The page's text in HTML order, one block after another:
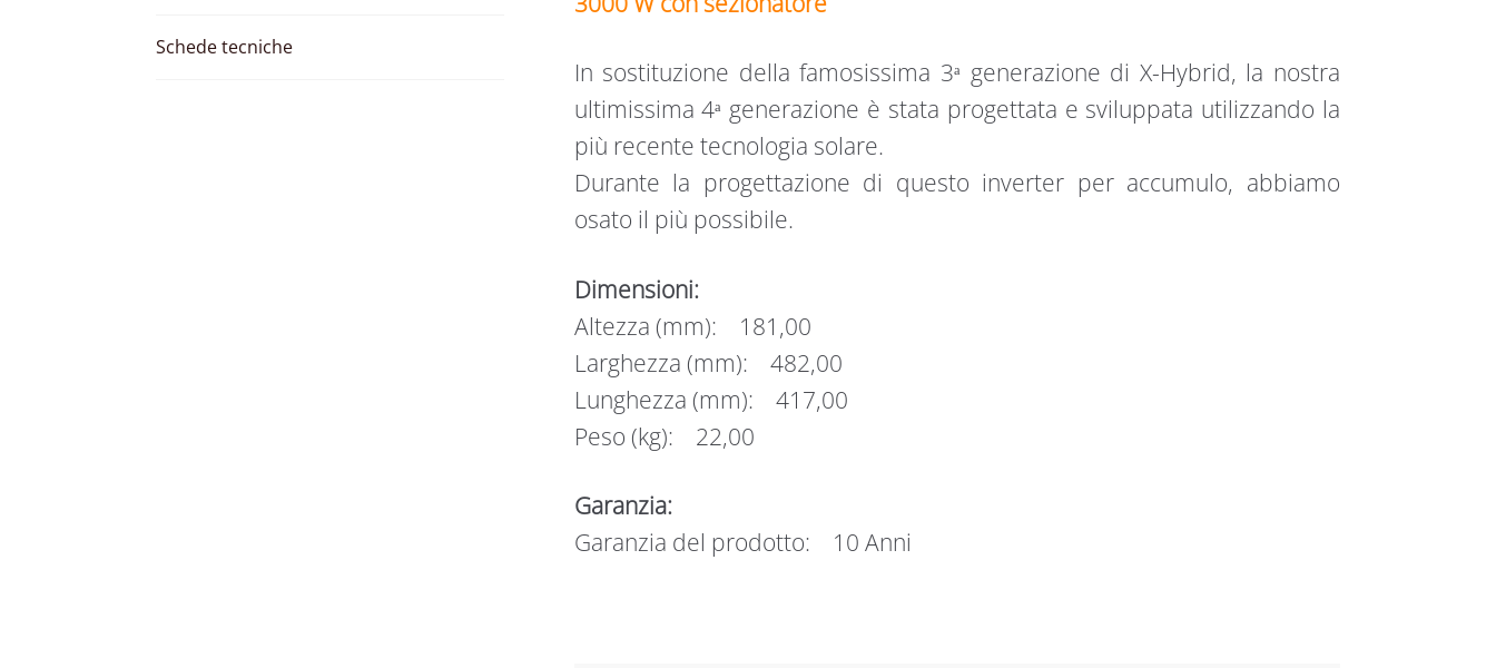
Schede tecniche
In sostituzione della famosissima 3ᵃ generazione di X-Hybrid, la nostra
ultimissima 4ᵃ generazione è stata progettata e sviluppata utilizzando la
più recente tecnologia solare.
Durante la progettazione di questo inverter per accumulo, abbiamo
osato il più possibile.
Dimensioni:
Altezza (mm): 181,00
Larghezza (mm): 482,00
Lunghezza (mm): 417,00
Peso (kg): 22,00
Garanzia:
Garanzia del prodotto: 10 Anni